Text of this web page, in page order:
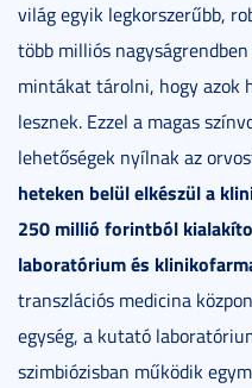
világ egyik legkorszerűbb,
több milliós
mintákat tárolni, hogy azok
lesznek. Ezzel a magas
lehetőségek nyílnak az
heteken belül elkészül a
250 millió forintból
laboratórium és
transzlációs medicina
egység, a kutató
szimbiózisban működik